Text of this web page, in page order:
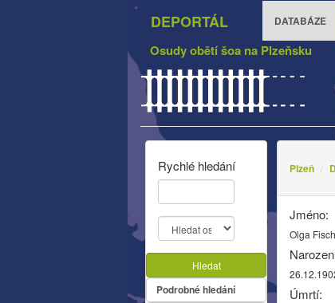
DEPORTÁL DATABÁZE
Osudy obětí šoa na Plzeňsku
Plzeň
Jméno:
Olga
Úmrtí:
Rychlé hledání
Hledat
Podrobné hledání